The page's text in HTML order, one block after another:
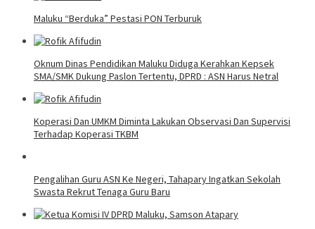
Maluku “Berduka” Pestasi PON Terburuk
Oknum Dinas Pendidikan Maluku Diduga Kerahkan Kepsek
SMA/SMK Dukung Paslon Tertentu, DPRD : ASN Harus Netral
Koperasi Dan UMKM Diminta Lakukan Observasi Dan Supervisi
Terhadap Koperasi TKBM
Pengalihan Guru ASN Ke Negeri, Tahapary Ingatkan Sekolah
Swasta Rekrut Tenaga Guru Baru